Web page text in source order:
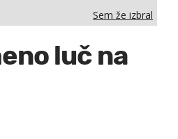
Sem že izbral
luč na